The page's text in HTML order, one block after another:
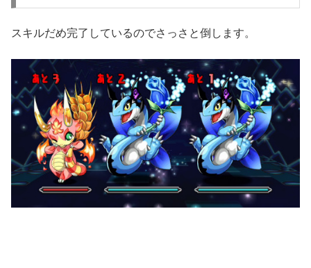
スキルだめ完了しているのでさっさと倒します。